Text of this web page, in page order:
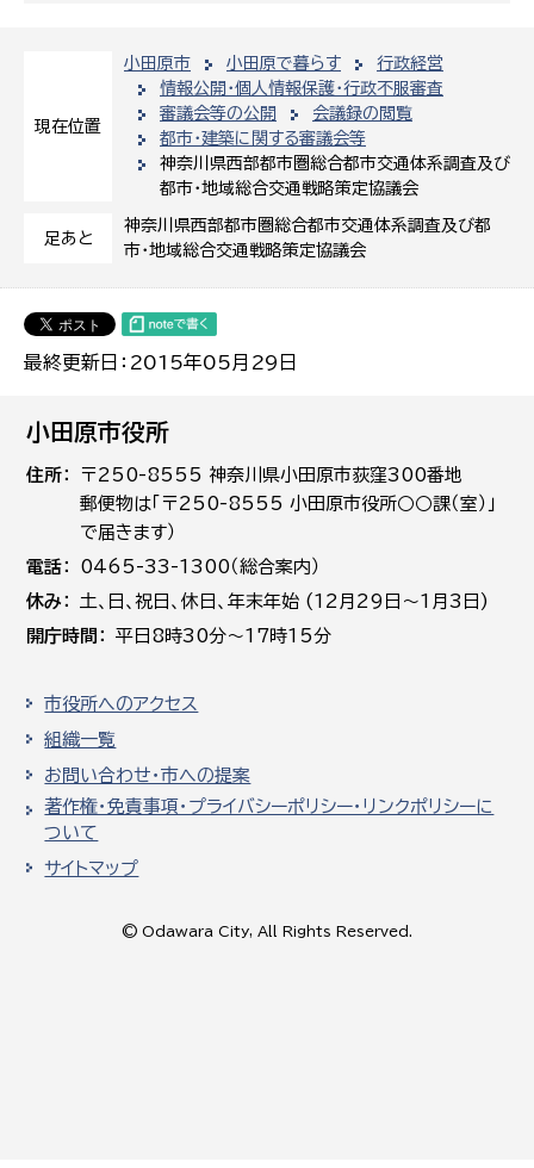
現在位置
小田原市 小田原で暮らす
行政経営
情報公開・個人情報保護・行政不服審査
審議会等の公開
会議録の閲覧
都市・建築に関する審議会等
神奈川県西部都市圏総合都市交通体系調査及び
都市・地域総合交通戦略策定協議会
足あと
神奈川県西部都市圏総合都市交通体系調査及び都
市・地域総合交通戦略策定協議会
最終更新日：2015年05月29日
小田原市役所
住所
〒250-8555 神奈川県小田原市荻窪300番地
郵便物は「〒250-8555 小田原市役所○○課（室）」
で届きます）
電話
0465-33-1300（総合案内）
休み
土､日､祝日、休日、年末年始 (12月29日～1月3日)
開庁時間
平日8時30分～17時15分
市役所へのアクセス
組織一覧
お問い合わせ・市への提案
著作権・免責事項・プライバシーポリシー・リンクポリシーに
ついて
サイトマップ
© Odawara City, All Rights Reserved.